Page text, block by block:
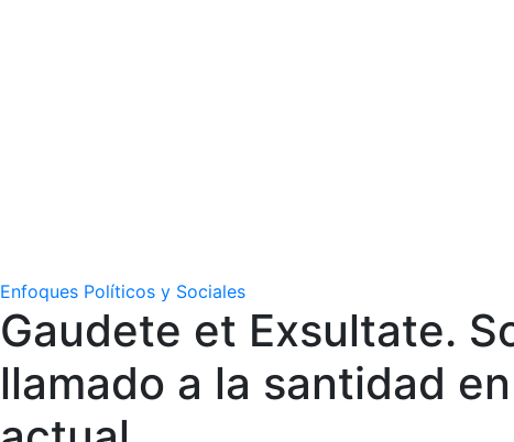
Enfoques Políticos y Sociales
Gaudete et Exsultate.
llamado a la santidad